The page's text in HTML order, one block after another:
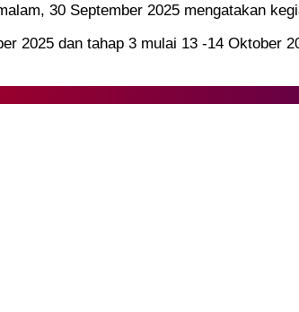
30 September 2025 mengatakan
2025 dan tahap 3 mulai 13 -14 Oktober